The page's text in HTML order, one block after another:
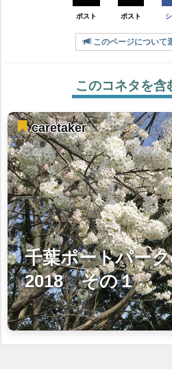
ポスト ポスト
このページについて
このコネタを含
caretaker
千葉ポートパー
2018 その１